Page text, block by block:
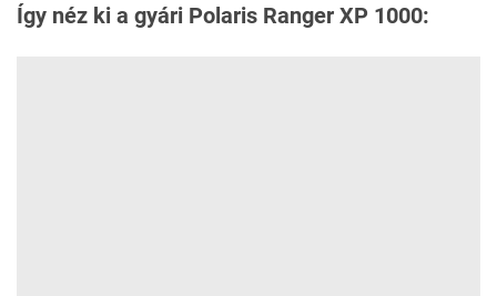
Így néz ki a gyári Polaris Ranger XP 1000: